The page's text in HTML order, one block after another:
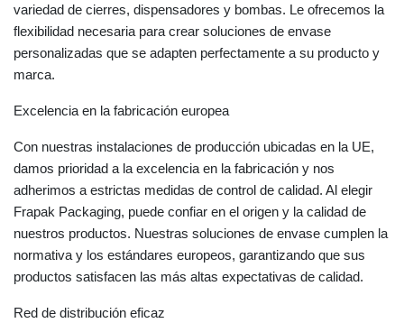
variedad de cierres, dispensadores y bombas. Le ofrecemos la
flexibilidad necesaria para crear soluciones de envase
personalizadas que se adapten perfectamente a su producto y
marca.
Excelencia en la fabricación europea
Con nuestras instalaciones de producción ubicadas en la UE,
damos prioridad a la excelencia en la fabricación y nos
adherimos a estrictas medidas de control de calidad. Al elegir
Frapak Packaging, puede confiar en el origen y la calidad de
nuestros productos. Nuestras soluciones de envase cumplen la
normativa y los estándares europeos, garantizando que sus
productos satisfacen las más altas expectativas de calidad.
Red de distribución eficaz